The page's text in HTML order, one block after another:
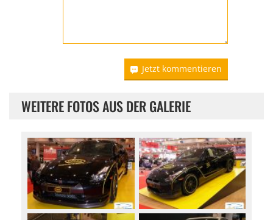
Jetzt kommentieren
WEITERE FOTOS AUS DER GALERIE